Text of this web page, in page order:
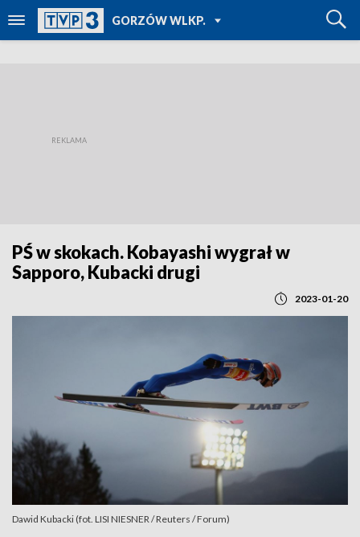
GORZÓW WLKP.
TVP REGIONY
PŚ w skokach. Kobayashi wygrał w
Sapporo, Kubacki drugi
2023-01-20
Dawid Kubacki (fot. LISI NIESNER / Reuters / Forum)